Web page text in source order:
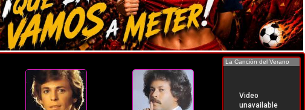
La Canción del Verano